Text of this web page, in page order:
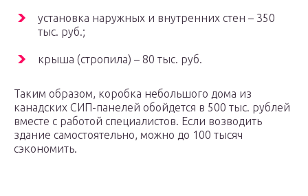
установка наружных и внутренних стен – 350
тыс. руб.;
крыша (стропила) – 80 тыс. руб.
Таким образом, коробка небольшого дома из
канадских СИП-панелей обойдется в 500 тыс. рублей
вместе с работой специалистов. Если возводить
здание самостоятельно, можно до 100 тысяч
сэкономить.